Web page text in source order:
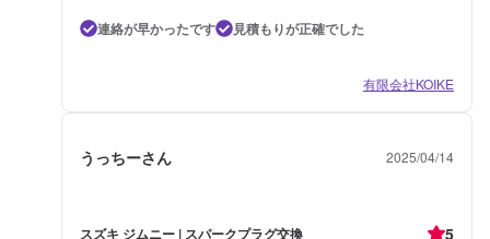
連絡が早かったです
見積もりが正確でした
有限会社KOIKE
うっちーさん 2025/04/14
スズキ ジムニー | スパークプラグ交換 5